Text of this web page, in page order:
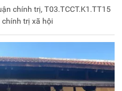
chính trị, T03.TCCT.K1.TT15
trị xã hội